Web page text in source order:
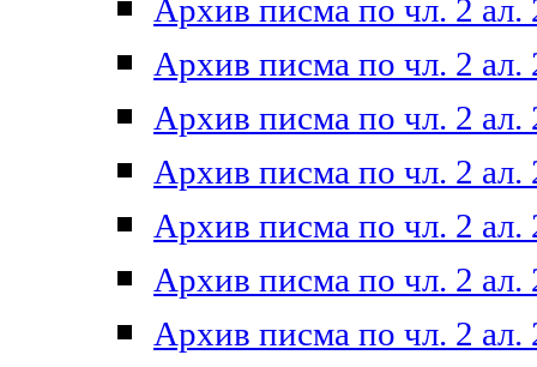
Архив писма по чл. 2 ал.
Архив писма по чл. 2 ал.
Архив писма по чл. 2 ал.
Архив писма по чл. 2 ал.
Архив писма по чл. 2 ал.
Архив писма по чл. 2 ал.
Архив писма по чл. 2 ал.